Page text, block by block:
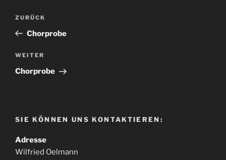
Beitragsnavigation
Vorheriger
Beitrag
ZURÜCK
Chorprobe
Nächster
Beitrag
WEITER
Chorprobe
SIE KÖNNEN UNS KONTAKTIEREN:
Adresse
Wilfried Oelmann